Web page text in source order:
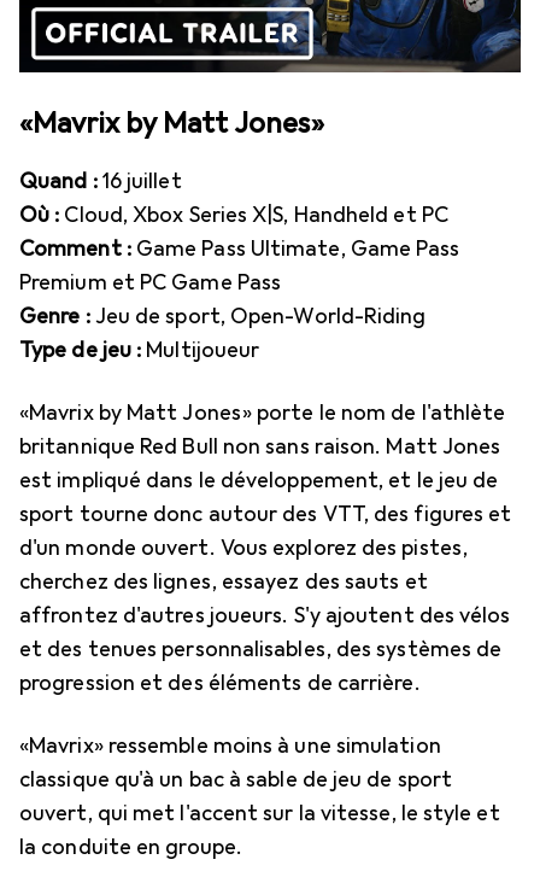
«Mavrix by Matt Jones»
Quand :16 juillet
Où : Cloud, Xbox Series X|S, Handheld et PC
Comment :Game Pass Ultimate, Game Pass
Premium et PC Game Pass
Genre :Jeu de sport, Open-World-Riding
Type de jeu : Multijoueur
«Mavrix by Matt Jones» porte le nom de l'athlète
britannique Red Bull non sans raison. Matt Jones
est impliqué dans le développement, et le jeu de
sport tourne donc autour des VTT, des figures et
d'un monde ouvert. Vous explorez des pistes,
cherchez des lignes, essayez des sauts et
affrontez d'autres joueurs. S'y ajoutent des vélos
et des tenues personnalisables, des systèmes de
progression et des éléments de carrière.
«Mavrix» ressemble moins à une simulation
classique qu'à un bac à sable de jeu de sport
ouvert, qui met l'accent sur la vitesse, le style et
la conduite en groupe.